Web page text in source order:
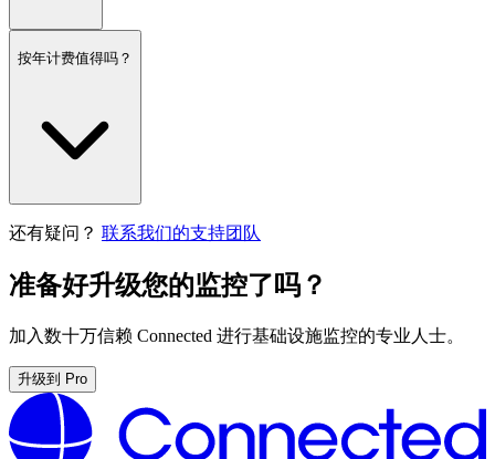
按年计费值得吗？
还有疑问？ 联系我们的支持团队
准备好升级您的监控了吗？
加入数十万信赖 Connected 进行基础设施监控的专业人士。
升级到 Pro